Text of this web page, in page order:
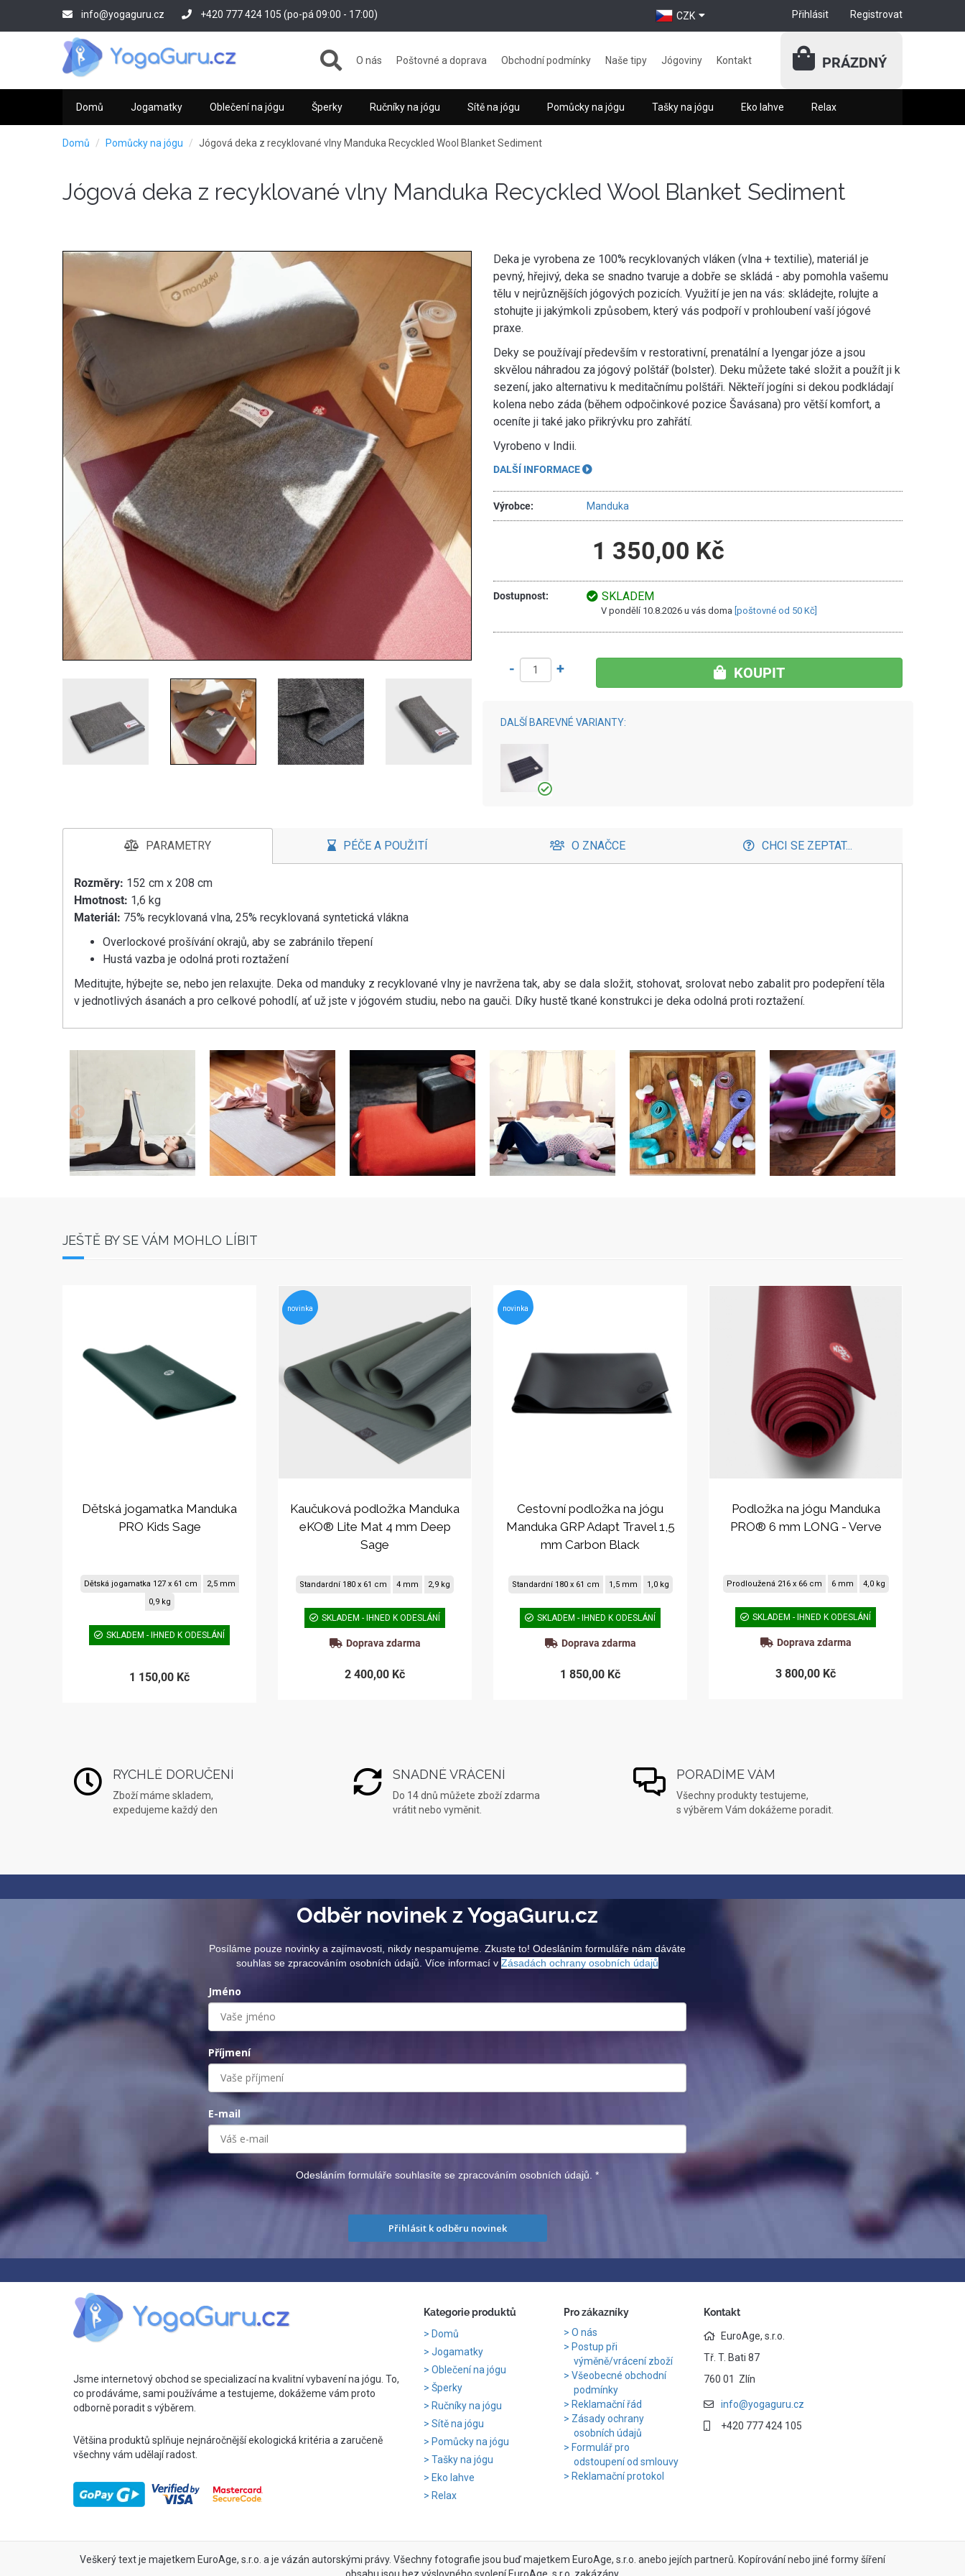
info@yogaguru.cz +420 777 424 105 (po-pá 09:00 - 17:00) Přihlásit Registrovat
CZK
O nás Poštovné a doprava Obchodní podmínky Naše tipy Jógoviny Kontakt PRÁZDNÝ
Domů Jogamatky Oblečení na jógu Šperky Ručníky na jógu Sítě na jógu Pomůcky na jógu Tašky na jógu Eko lahve Relax
Domů Pomůcky na jógu Jógová deka z recyklované vlny Manduka Recyckled Wool Blanket Sediment
Jógová deka z recyklované vlny Manduka Recyckled Wool Blanket Sediment
Deka je vyrobena ze 100% recyklovaných vláken (vlna + textilie), materiál je
pevný, hřejivý, deka se snadno tvaruje a dobře se skládá - aby pomohla vašemu
tělu v nejrůznějších jógových pozicích. Využití je jen na vás: skládejte, rolujte a
stohujte ji jakýmkoli způsobem, který vás podpoří v prohloubení vaší jógové
praxe.
Deky se používají především v restorativní, prenatální a Iyengar józe a jsou
skvělou náhradou za jógový polštář (bolster). Deku můžete také složit a použít ji k
sezení, jako alternativu k meditačnímu polštáři. Někteří jogíni si dekou podkládají
kolena nebo záda (během odpočinkové pozice Šavásana) pro větší komfort, a
oceníte ji také jako přikrývku pro zahřátí.
Vyrobeno v Indii.
DALŠÍ INFORMACE
Výrobce: Manduka
1 350,00 Kč
Dostupnost: SKLADEM
V pondělí 10.8.2026 u vás doma [poštovné od 50 Kč]
- + KOUPIT
DALŠÍ BAREVNÉ VARIANTY:
PARAMETRY PÉČE A POUŽITÍ O ZNAČCE CHCI SE ZEPTAT...
Rozměry: 152 cm x 208 cm
Hmotnost: 1,6 kg
Materiál: 75% recyklovaná vlna, 25% recyklovaná syntetická vlákna
Overlockové prošívání okrajů, aby se zabránilo třepení
Hustá vazba je odolná proti roztažení
Meditujte, hýbejte se, nebo jen relaxujte. Deka od manduky z recyklované vlny je navržena tak, aby se dala složit, stohovat, srolovat nebo zabalit pro podepření těla
v jednotlivých ásanách a pro celkové pohodlí, ať už jste v jógovém studiu, nebo na gauči. Díky hustě tkané konstrukci je deka odolná proti roztažení.
JEŠTĚ BY SE VÁM MOHLO LÍBIT
Dětská jogamatka Manduka
PRO Kids Sage
Dětská jogamatka 127 x 61 cm
2,5 mm
0,9 kg
SKLADEM - IHNED K ODESLÁNÍ
1 150,00 Kč
novinka
Kaučuková podložka Manduka
eKO® Lite Mat 4 mm Deep
Sage
Standardní 180 x 61 cm 4 mm 2,9 kg
SKLADEM - IHNED K ODESLÁNÍ
Doprava zdarma
2 400,00 Kč
novinka
Cestovní podložka na jógu
Manduka GRP Adapt Travel 1,5
mm Carbon Black
Standardní 180 x 61 cm 1,5 mm 1,0 kg
SKLADEM - IHNED K ODESLÁNÍ
Doprava zdarma
1 850,00 Kč
Podložka na jógu Manduka
PRO® 6 mm LONG - Verve
Prodloužená 216 x 66 cm 6 mm 4,0 kg
SKLADEM - IHNED K ODESLÁNÍ
Doprava zdarma
3 800,00 Kč
RYCHLÉ DORUČENÍ
Zboží máme skladem,
expedujeme každý den
SNADNÉ VRÁCENÍ
Do 14 dnů můžete zboží zdarma
vrátit nebo vyměnit.
PORADÍME VÁM
Všechny produkty testujeme,
s výběrem Vám dokážeme poradit.
Odběr novinek z YogaGuru.cz
Posíláme pouze novinky a zajímavosti, nikdy nespamujeme. Zkuste to! Odesláním formuláře nám dáváte
souhlas se zpracováním osobních údajů. Více informací vZásadách ochrany osobních údajů
Jméno
Příjmení
E-mail
Odesláním formuláře souhlasíte se zpracováním osobních údajů.*
Přihlásit k odběru novinek
Jsme internetový obchod se specializací na kvalitní vybavení na jógu. To,
co prodáváme, sami používáme a testujeme, dokážeme vám proto
odborně poradit s výběrem.
Většina produktů splňuje nejnáročnější ekologická kritéria a zaručeně
všechny vám udělají radost.
Kategorie produktů
Domů
Jogamatky
Oblečení na jógu
Šperky
Ručníky na jógu
Sítě na jógu
Pomůcky na jógu
Tašky na jógu
Eko lahve
Relax
Pro zákazníky
O nás
Postup při
výměně/vrácení zboží
Všeobecné obchodní
podmínky
Reklamační řád
Zásady ochrany
osobních údajů
Formulář pro
odstoupení od smlouvy
Reklamační protokol
Kontakt
EuroAge, s.r.o.
Tř. T. Bati 87
760 01 Zlín
info@yogaguru.cz
+420 777 424 105
Veškerý text je majetkem EuroAge, s.r.o. a je vázán autorskými právy. Všechny fotografie jsou buď majetkem EuroAge, s.r.o. anebo jejích partnerů. Kopírování nebo jiné formy šíření